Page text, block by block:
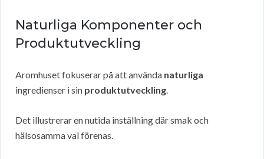
Naturliga Komponenter och
Produktutveckling
Aromhuset fokuserar på att använda naturliga
ingredienser i sin produktutveckling.
Det illustrerar en nutida inställning där smak och
hälsosamma val förenas.